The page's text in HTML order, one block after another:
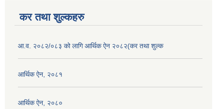
कर तथा शुल्कहरु
आ.व. २०८२/०८३ को लागि आर्थिक ऐन २०८२(कर तथा शुल्क
आर्थिक ऐन, २०८१
आर्थिक ऐन, २०८०